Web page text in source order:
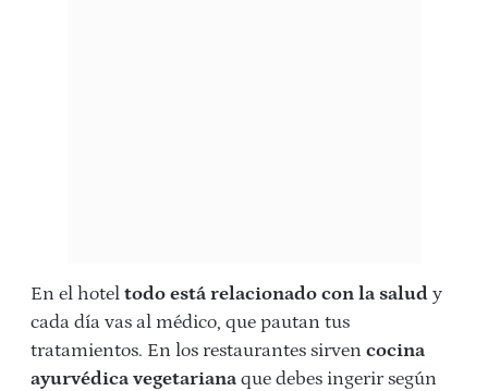
En el hotel todo está relacionado con la salud y
cada día vas al médico, que pautan tus
tratamientos. En los restaurantes sirven cocina
ayurvédica vegetariana que debes ingerir según